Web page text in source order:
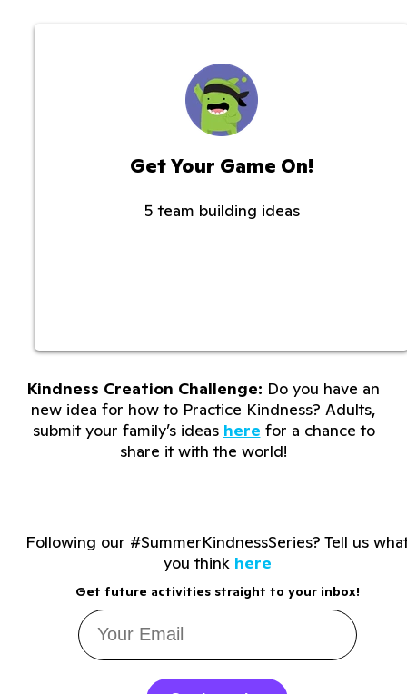
Get Your Game On!
5 team building ideas
Kindness Creation Challenge: Do you have an
new idea for how to Practice Kindness? Adults,
submit your family’s ideas here for a chance to
share it with the world!
Following our #SummerKindnessSeries? Tell us
you think here
Get future activities straight to your inbox!